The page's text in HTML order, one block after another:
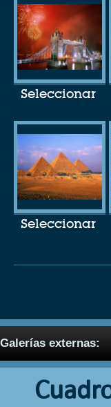
Seleccionar
Seleccionar
Galerías externas: